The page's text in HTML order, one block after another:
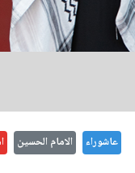
عاشوراء الامام الحسين